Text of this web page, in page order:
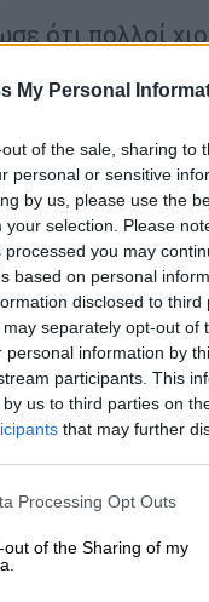
My Personal
of the sale, sharing to
personal or sensitive
by us, please use the
your selection. Please
you may
based on personal
disclosed to third
separately opt-out of
personal information by
participants. This
us to third parties on
that may further
website/app uses one
visit or usage behaviour.
to Google and its
specified purposes
Processing Opt Outs
out of the Sharing of my
ότι πολλοί
.
σε σημεία
του ο πρόεδρος
,
στην
να εντοπιστεί
του
το βράδυ, οι
αλλά και
Η ΕΜΑΚ
κάμερες. Σε μια
αποτέλεσμα.